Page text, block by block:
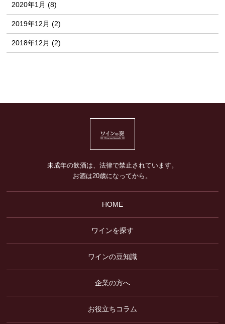
2020年1月 (8)
2019年12月 (2)
2018年12月 (2)
未成年の飲酒は、法律で禁止されています。
お酒は20歳になってから。
HOME
ワインを探す
ワインの豆知識
企業の方へ
お役立ちコラム